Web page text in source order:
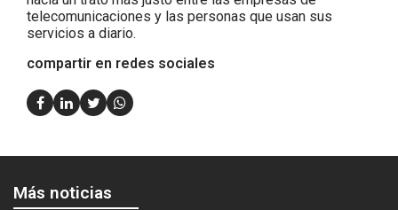
telecomunicaciones y las personas que usan sus
servicios a diario.
compartir en redes sociales
Más noticias